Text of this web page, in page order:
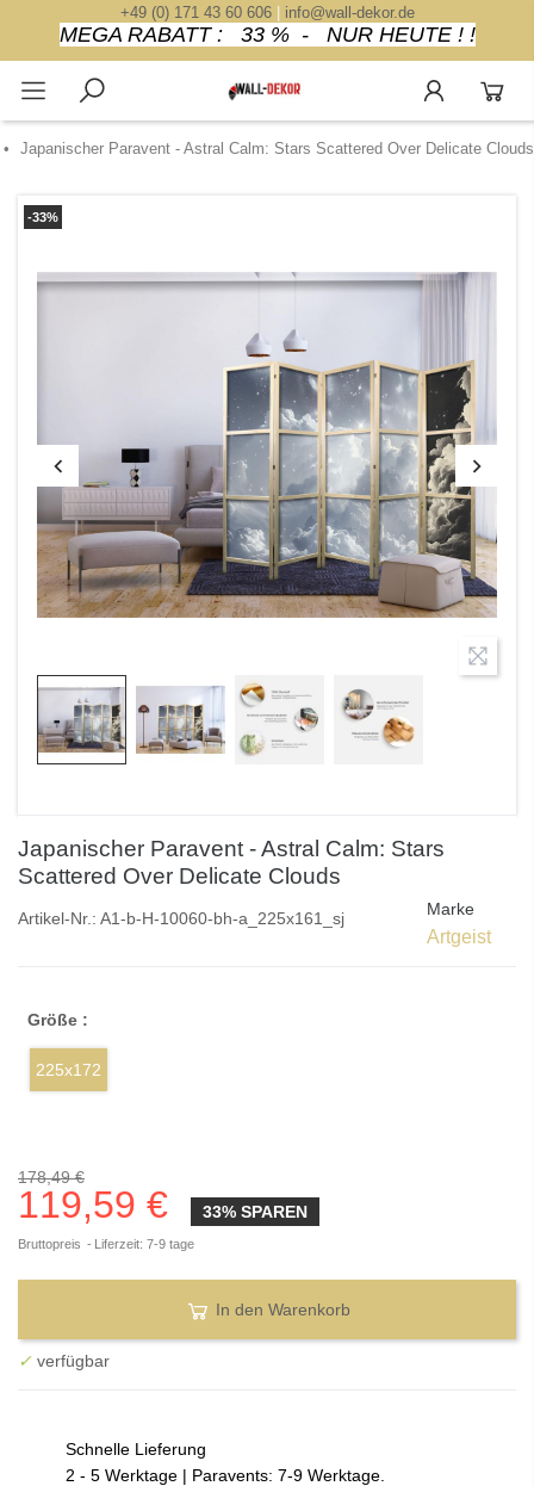
+49 (0) 171 43 60 606| info@wall-dekor.de
MEGA RABATT : 33 % - NUR HEUTE ! !
Japanischer Paravent - Astral Calm: Stars Scattered Over Delicate Clouds
-33%
Japanischer Paravent - Astral Calm: Stars
Scattered Over Delicate Clouds
Artikel-Nr.: A1-b-H-10060-bh-a_225x161_sj Marke
Artgeist
Größe :
225x172
178,49 €
119,59 € 33% SPAREN
Bruttopreis Liferzeit: 7-9 tage
In den Warenkorb
✓ verfügbar
Schnelle Lieferung
2 - 5 Werktage | Paravents: 7-9 Werktage.